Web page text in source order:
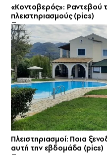
«Κοντοβερός»: Ραντεβού
πλειστηριασμούς (pics)
Πλειστηριασμοί: Ποια
αυτή την εβδομάδα (pics)